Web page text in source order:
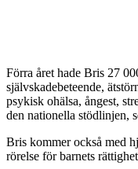
Förra året hade Bris 27
självskadebeteende,
psykisk ohälsa, ångest,
den nationella stödlinjen,
Bris kommer också med
rörelse för barnets